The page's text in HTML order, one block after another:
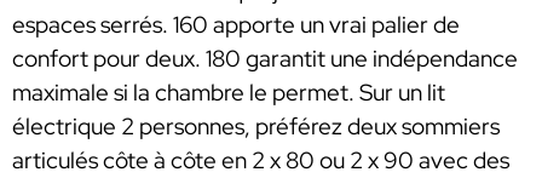
espaces serrés. 160 apporte un vrai palier de
confort pour deux. 180 garantit une indépendance
maximale si la chambre le permet. Sur un lit
électrique 2 personnes, préférez deux sommiers
articulés côte à côte en 2 x 80 ou 2 x 90 avec des